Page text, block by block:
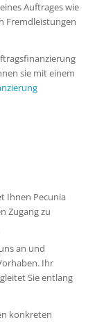
Auftrages wie
Fremdleistungen
sie mit einem
Ihnen Pecunia
Zugang zu
an und
Ihr
Sie entlang
konkreten